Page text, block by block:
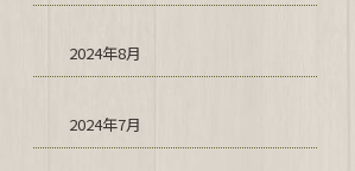
2024年8月
2024年7月